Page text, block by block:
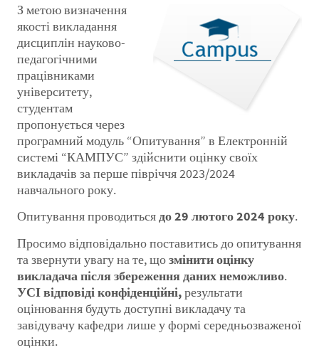
З метою визначення
якості викладання
дисциплін науково-
педагогічними
працівниками
університету,
студентам
пропонується через
програмний модуль “Опитування” в Електронній
системі “КАМПУС” здійснити оцінку своїх
викладачів за перше півріччя 2023/2024
навчального року.
Опитування проводитьсядо 29 лютого 2024 року.
Просимо відповідально поставитись до опитування
та звернути увагу на те, щозмінити оцінку
викладача після збереження даних неможливо.
УСІ відповіді конфіденційні,результати
оцінювання будуть доступні викладачу та
завідувачу кафедри лише у формі середньозваженої
оцінки.